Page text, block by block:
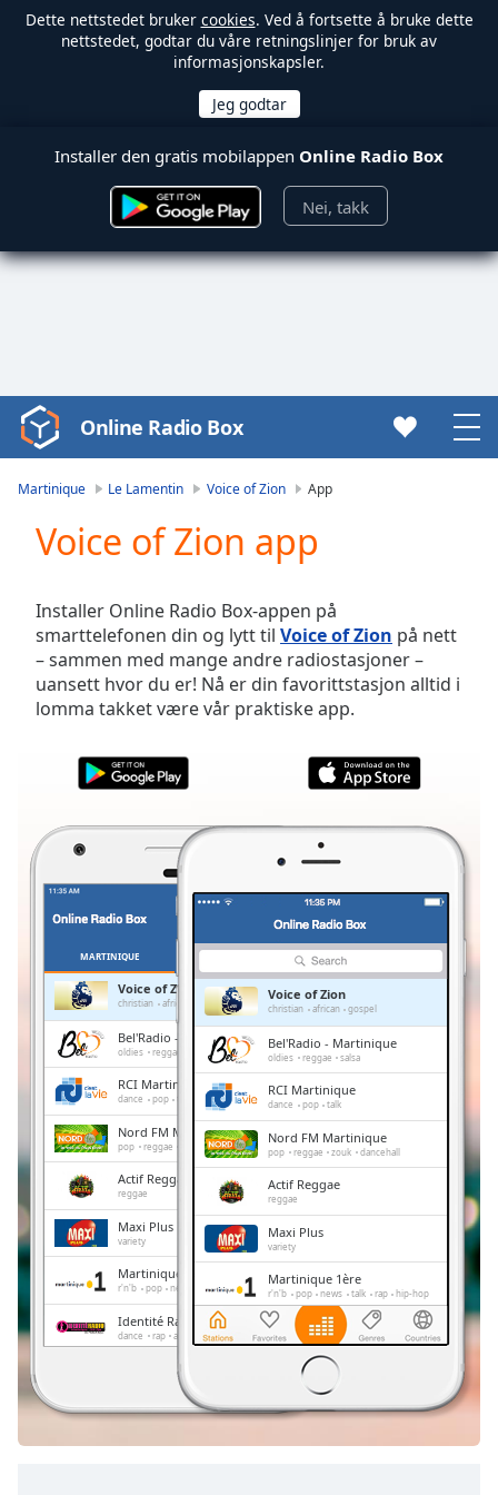
Dette nettstedet bruker cookies. Ved å fortsette å bruke dette
nettstedet, godtar du våre retningslinjer for bruk av
informasjonskapsler.
Installer den gratis mobilappen Online Radio Box
Nei, takk
Video
Player
Play
Video
Skip
Backward
Skip
Forward
Mute
Current
Duration-:-
0.00%
Stream
TypeLIVE
Seek to
LIVE
Remaining
Time-
Playback
Chapters
Descriptions
descriptions
off,
Subtitles
subtitles
Online Radio Box
Martinique Le Lamentin Voice of Zion App
Voice of Zion app
Installer Online Radio Box-appen på
smarttelefonen din og lytt til Voice of Zion på nett
– sammen med mange andre radiostasjoner –
uansett hvor du er! Nå er din favorittstasjon alltid i
lomma takket være vår praktiske app.
MARTINIQUE
Voice of Zion
christian african gospel
Bel'Radio - Martinique
oldies reggae salsa
RCI Martinique
dance pop
Nord FM Martinique
pop reggae dancehall
Actif Reggae
reggae
Maxi Plus
variety
Martinique 1ère
r'n'b pop news talk rap hip-hop
Identité Radio
dance rap african hits
Handi FM Martinique
french
Voice of Zion
christian african gospel
Bel'Radio - Martinique
oldies reggae salsa
RCI Martinique
dance pop talk
Nord FM Martinique
pop reggae zouk dancehall
Actif Reggae
reggae
Maxi Plus
variety
Martinique 1ère
r'n'b pop news talk rap hip-hop
Identité Radio
dance rap african hits
Handi FM Martinique
folk french